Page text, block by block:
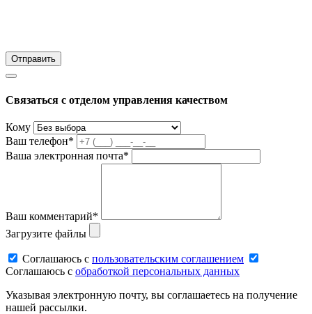
Связаться с отделом управления качеством
Кому
Ваш телефон*
Ваша электронная почта*
Ваш комментарий*
Загрузите файлы
Соглашаюсь c пользовательским соглашением
Соглашаюсь c обработкой персональных данных
Указывая электронную почту, вы соглашаетесь на получение
нашей рассылки.